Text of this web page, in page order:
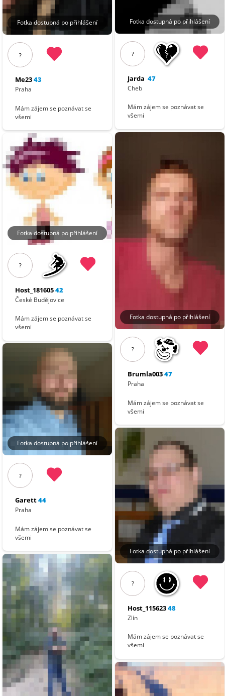
Fotka dostupná po přihlášení
?
Me2343
Praha
Mám zájem se poznávat se
všemi
Fotka dostupná po přihlášení
?
Host_18160542
České Budějovice
Mám zájem se poznávat se
všemi
Fotka dostupná po přihlášení
?
Garett44
Praha
Mám zájem se poznávat se
všemi
Fotka dostupná po přihlášení
?
Jarda 47
Cheb
Mám zájem se poznávat se
všemi
Fotka dostupná po přihlášení
?
Brumla00347
Praha
Mám zájem se poznávat se
všemi
Fotka dostupná po přihlášení
?
Host_11562348
Zlín
Mám zájem se poznávat se
všemi